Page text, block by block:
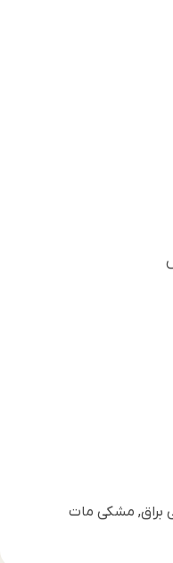
براق, مشکی مات